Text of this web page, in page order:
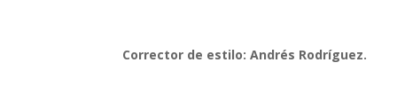
Corrector de estilo: Andrés Rodríguez.